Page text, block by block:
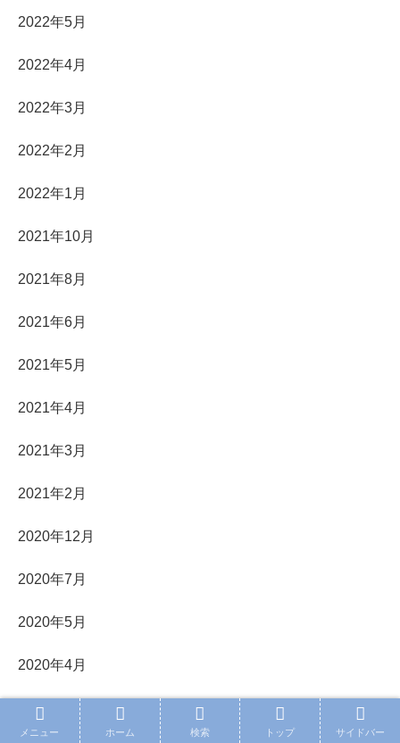
2022年5月
2022年4月
2022年3月
2022年2月
2022年1月
2021年10月
2021年8月
2021年6月
2021年5月
2021年4月
2021年3月
2021年2月
2020年12月
2020年7月
2020年5月
2020年4月
2020年2月
メニュー ホーム 検索 トップ サイドバー